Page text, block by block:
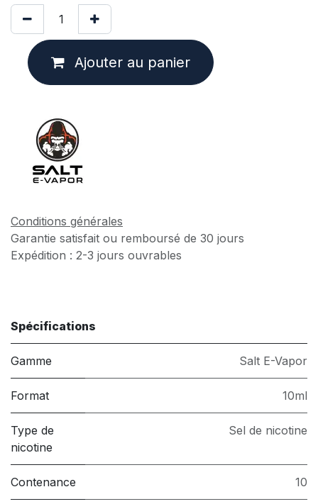
Ajouter au panier
Conditions générales
Garantie satisfait ou remboursé de 30 jours
Expédition : 2-3 jours ouvrables
Spécifications
Gamme Salt E-Vapor
Format 10ml
Type de
nicotine
Sel de nicotine
Contenance 10